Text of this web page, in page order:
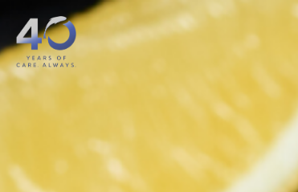
Lewati ke konten utama